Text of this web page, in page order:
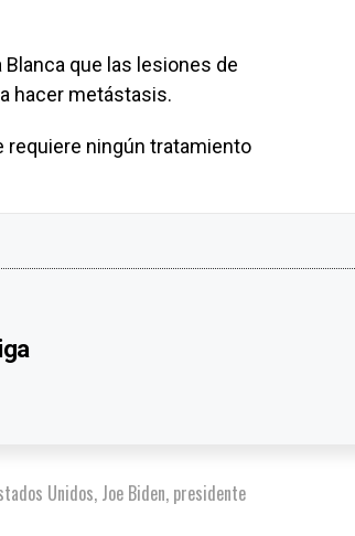
Blanca que las lesiones de
hacer metástasis.
requiere ningún tratamiento
Unidos, Joe Biden, presidente